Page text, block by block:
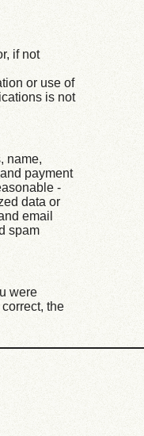
if not
or use of
is not
name,
payment
-
data or
email
spam
were
the